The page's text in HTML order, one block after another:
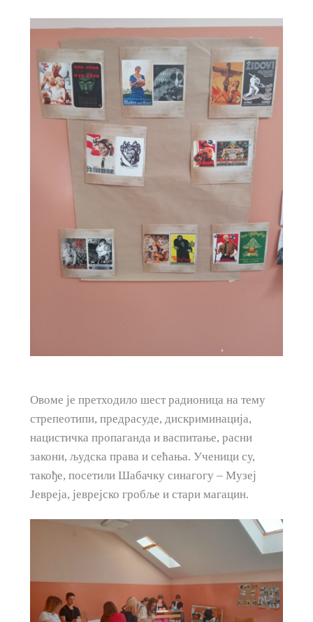
Овоме је претходило шест радионица на тему
стрепеотипи, предрасуде, дискриминација,
нацистичка пропаганда и васпитање, расни
закони, људска права и сећања. Ученици су,
такође, посетили Шабачку синагогу – Музеј
Јевреја, јеврејско гробље и стари магацин.